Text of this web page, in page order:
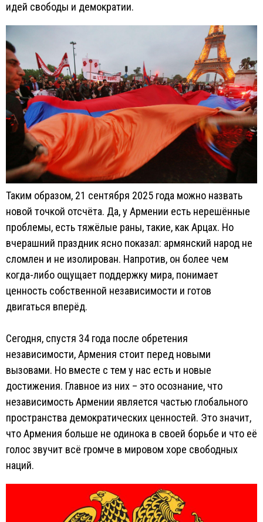
идей свободы и демократии.
Таким образом, 21 сентября 2025 года можно назвать
новой точкой отсчёта. Да, у Армении есть нерешённые
проблемы, есть тяжёлые раны, такие, как Арцах. Но
вчерашний праздник ясно показал: армянский народ не
сломлен и не изолирован. Напротив, он более чем
когда-либо ощущает поддержку мира, понимает
ценность собственной независимости и готов
двигаться вперёд.
Сегодня, спустя 34 года после обретения
независимости, Армения стоит перед новыми
вызовами. Но вместе с тем у нас есть и новые
достижения. Главное из них – это осознание, что
независимость Армении является частью глобального
пространства демократических ценностей. Это значит,
что Армения больше не одинока в своей борьбе и что её
голос звучит всё громче в мировом хоре свободных
наций.